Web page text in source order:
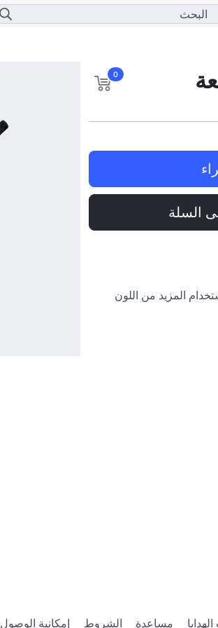
0
السلة
مساعدة الشروط إمكانية الوصول